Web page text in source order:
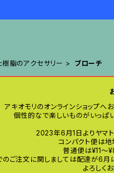
脂のアクセサリー ブローチ
アキオモリのオンラインショップへ
個性的なで楽しいものがいっぱい
2023年6月1日よりヤマ
コンパクト便は
普通便は¥11〜
のご注文に関しましては配達が6月
よろしく